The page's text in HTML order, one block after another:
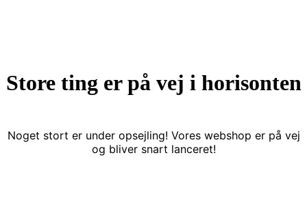
Store ting er på vej i horisonten
Noget stort er under opsejling! Vores webshop er på vej
og bliver snart lanceret!